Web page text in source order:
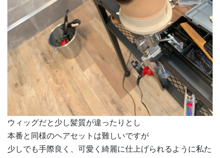
ウィッグだと少し髪質が違ったりとし
本番と同様のヘアセットは難しいですが
少しでも手際良く、可愛く綺麗に仕上げられるように私た